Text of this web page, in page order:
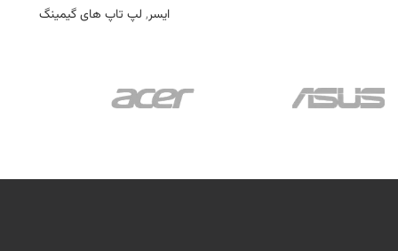
ایسر, لپ تاپ های گیمینگ